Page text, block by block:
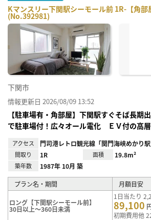
Kマンスリー下関駅シーモール前 1R-【角部
(No.392981)
下関市
情報更新日 2026/08/09 13:52
【駐車場有・角部屋】下関駅すぐそば長期
で駐車場付！広々オール電化 ＥＶ付の高
アクセス 門司港レトロ観光線「関門海峡めかり駅
間取り 1R 面積 19.8m²
築年数 1987年 10月 築
プラン名・期間 月額目安
ロング【下関駅シーモール前】
30日以上～360日未満
1日当たり
89,100
初期費用他